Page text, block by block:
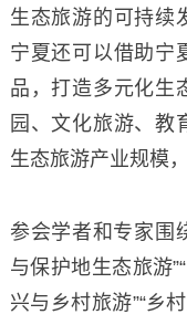
生态旅游的可持续
宁夏还可以借助宁
品，打造多元化生
园、文化旅游、教
生态旅游产业规模
参会学者和专家围
与保护地生态旅游
兴与乡村旅游”“乡